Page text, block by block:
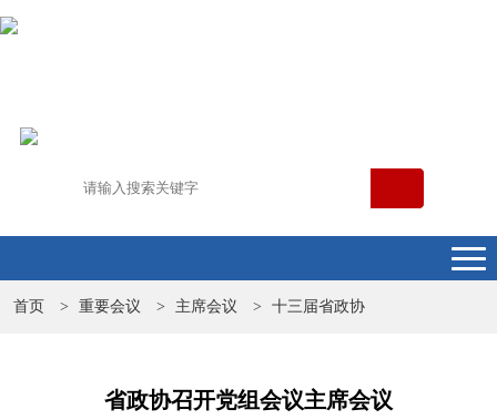
首页 > 重要会议 > 主席会议 > 十三届省政协
省政协召开党组会议主席会议